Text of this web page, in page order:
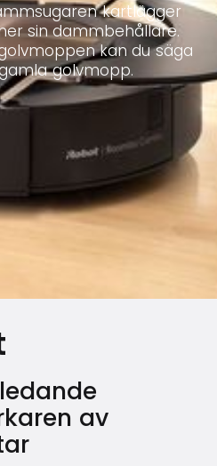
kartlägger
sin dammbehållare.
kan du säga
golvmopp.
av